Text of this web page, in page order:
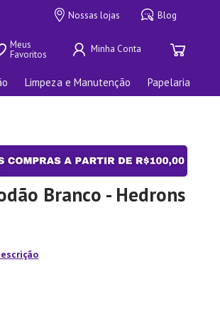
Nossas lojas Blog
Meus
Favoritos
Limpeza e Manutenção Papelaria
Branco - Hedrons